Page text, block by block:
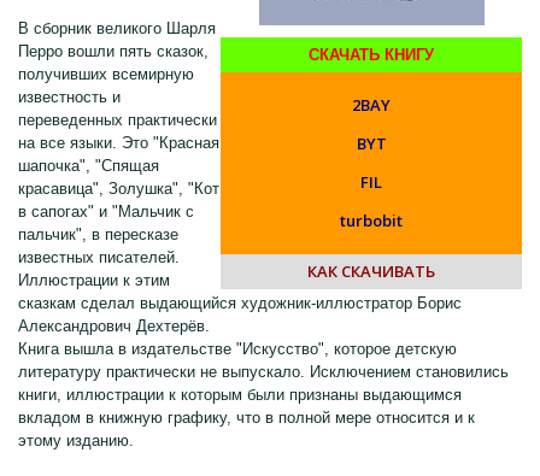
СКАЧАТЬ КНИГУ
2BAY
BYT
FIL
turbobit
КАК СКАЧИВАТЬ
В сборник великого Шарля
Перро вошли пять сказок,
получивших всемирную
известность и
переведенных практически
на все языки. Это "Красная
шапочка", "Спящая
красавица", Золушка", "Кот
в сапогах" и "Мальчик с
пальчик", в пересказе
известных писателей.
Иллюстрации к этим
сказкам сделал выдающийся художник-иллюстратор Борис
Александрович Дехтерёв.
Книга вышла в издательстве "Искусство", которое детскую
литературу практически не выпускало. Исключением становились
книги, иллюстрации к которым были признаны выдающимся
вкладом в книжную графику, что в полной мере относится и к
этому изданию.